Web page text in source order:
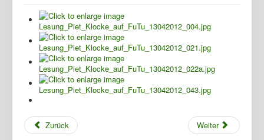
Archiv
Wandern
Verein
Termine
Presse
Fotos
Gasthaus
Zurück Weiter